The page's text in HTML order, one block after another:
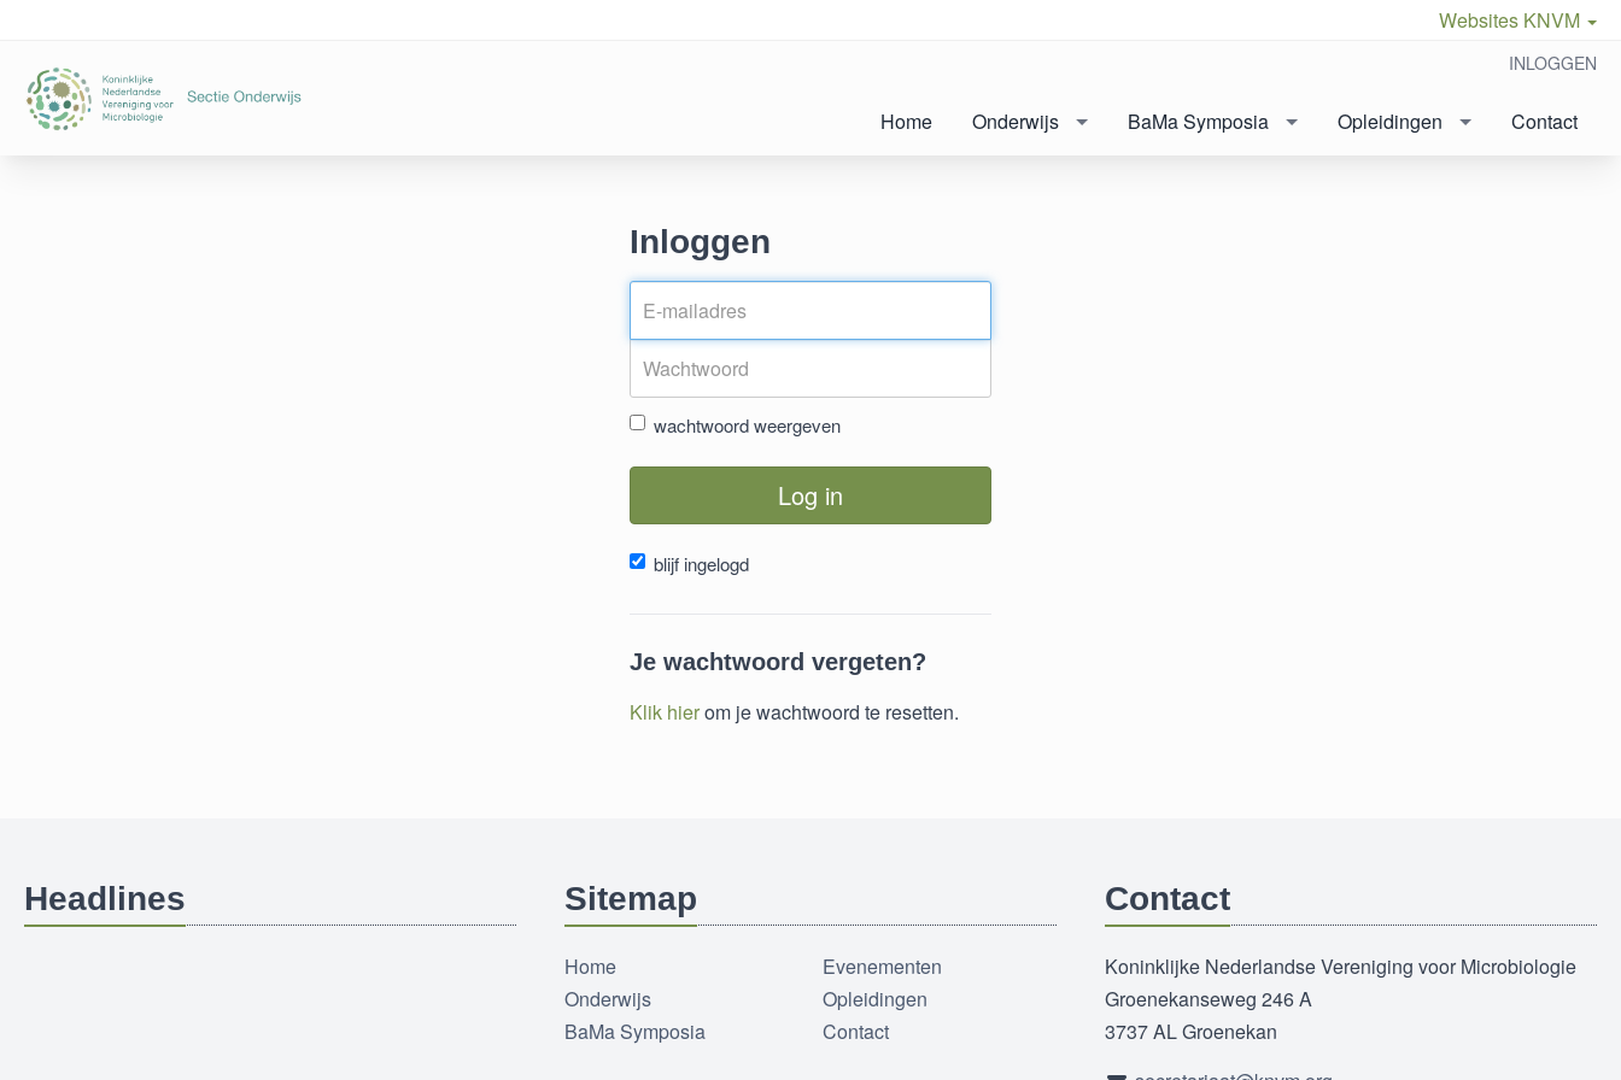
Websites KNVM
INLOGGEN
Home Onderwijs BaMa Symposia Opleidingen Contact
Inloggen
wachtwoord weergeven
Log in
blijf ingelogd
Je wachtwoord vergeten?
Klik hierom je wachtwoord te resetten.
Headlines Sitemap
Home
Onderwijs
BaMa Symposia
Evenementen
Opleidingen
Contact
Contact
Koninklijke Nederlandse Vereniging voor Microbiologie
Groenekanseweg 246 A
3737 AL Groenekan